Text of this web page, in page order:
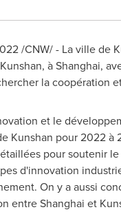
/CNW/ - La ville de
àShanghai,
la coopération
et le
Kunshan pour 2022 à
pour soutenir le
d'innovation
On y a aussi
entreShanghai et